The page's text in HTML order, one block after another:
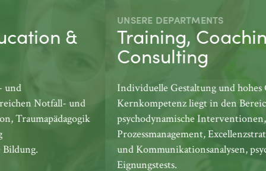
UNSERE DEPARTMENTS
Training, Coaching &
Individuelle Gestaltung und hohes Commitment! Unsere
Kernkompetenz liegt in den Bereichen systemische und
psychodynamische Interventionen, Appreciative Inquiry,
Prozessmanagement, Excellenzstrategien, Organisations-
und Kommunikationsanalysen, psychologische